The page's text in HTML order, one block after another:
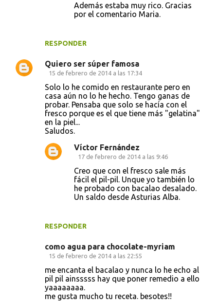
o
RESPONDER
Además estaba muy rico. Gracias
por el comentario Maria.
Quiero ser súper famosa
15 de febrero de 2014 a las 17:34
Solo lo he comido en restaurante pero en
casa aún no lo he hecho. Tengo ganas de
probar. Pensaba que solo se hacía con el
fresco porque es el que tiene más "gelatina"
en la piel...
Saludos.
RESPONDER
Víctor Fernández
17 de febrero de 2014 a las 9:46
Creo que con el fresco sale más
fácil el pil-pil. Unque yo también lo
he probado con bacalao desalado.
Un saldo desde Asturias Alba.
como agua para chocolate-myriam
15 de febrero de 2014 a las 22:55
me encanta el bacalao y nunca lo he echo al
pil pil ainsssss hay que poner remedio a ello
yaaaaaaaa.
me gusta mucho tu receta. besotes!!